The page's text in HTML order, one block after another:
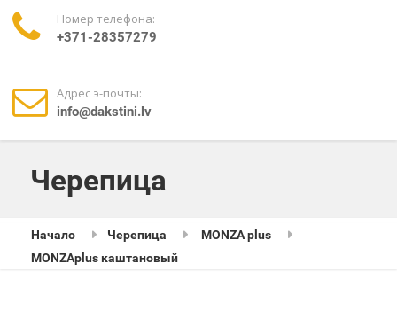
Номер телефона:
+371-28357279
Адрес э-почты:
info@dakstini.lv
Черепица
Начало Черепица
MONZA plus
MONZAplus каштановый